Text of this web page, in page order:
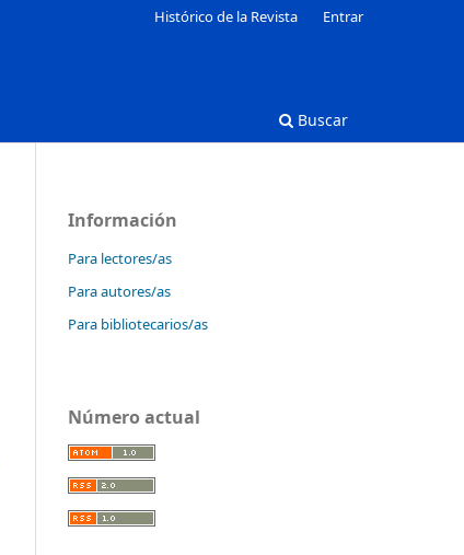
Buscar
Histórico de la Revista Entrar
Información
Para lectores/as
Para autores/as
Para bibliotecarios/as
Número actual